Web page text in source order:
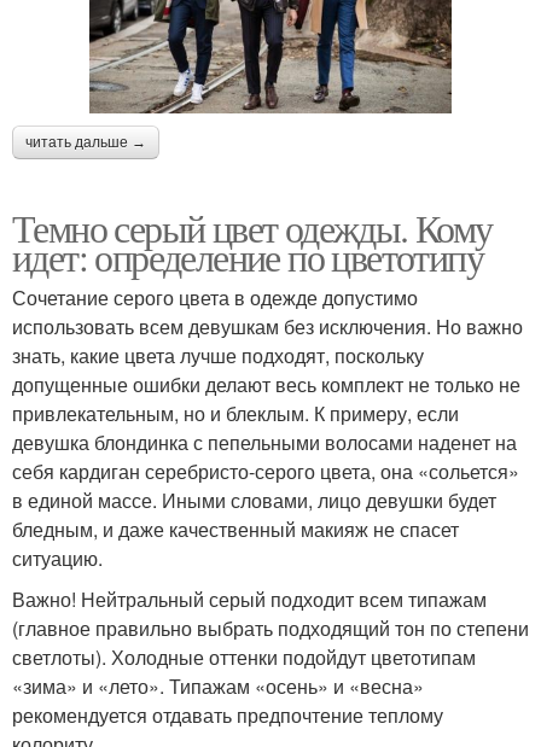
читать дальше →
Темно серый цвет одежды. Кому
идет: определение по цветотипу
Сочетание серого цвета в одежде допустимо
использовать всем девушкам без исключения. Но важно
знать, какие цвета лучше подходят, поскольку
допущенные ошибки делают весь комплект не только не
привлекательным, но и блеклым. К примеру, если
девушка блондинка с пепельными волосами наденет на
себя кардиган серебристо-серого цвета, она «сольется»
в единой массе. Иными словами, лицо девушки будет
бледным, и даже качественный макияж не спасет
ситуацию.
Важно! Нейтральный серый подходит всем типажам
(главное правильно выбрать подходящий тон по степени
светлоты). Холодные оттенки подойдут цветотипам
«зима» и «лето». Типажам «осень» и «весна»
рекомендуется отдавать предпочтение теплому